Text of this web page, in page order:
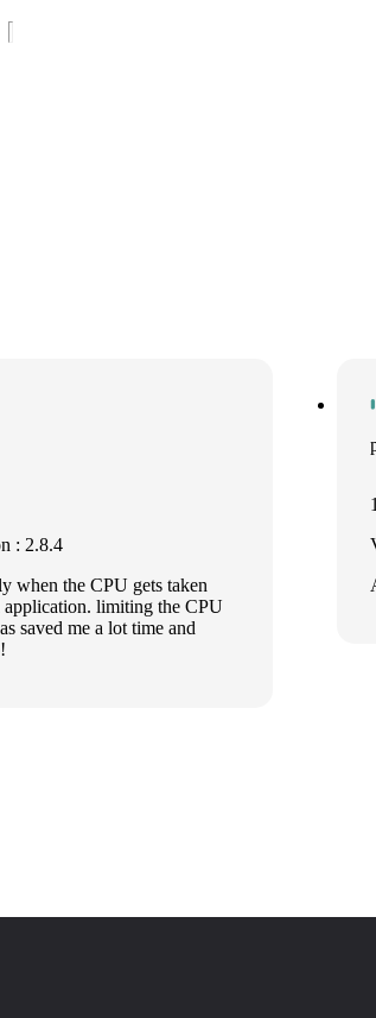
: 2.8.4
when the CPU gets taken
limiting the CPU
saved me a lot time and